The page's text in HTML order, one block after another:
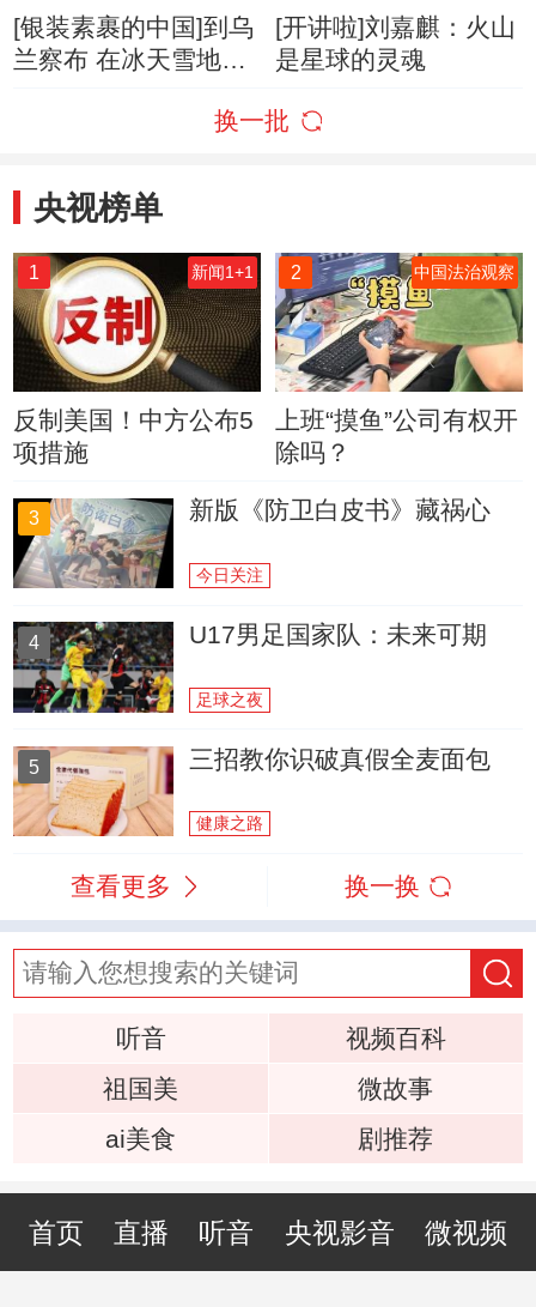
[银装素裹的中国]到乌
兰察布 在冰天雪地体
[开讲啦]刘嘉麒：火山
是星球的灵魂
换一批
央视榜单
1 新闻1+1
反制美国！中方公布5
项措施
2 中国法治观察
上班“摸鱼”公司有权开
除吗？
3 新版《防卫白皮书》藏祸心
今日关注
4 U17男足国家队：未来可期
足球之夜
5 三招教你识破真假全麦面包
健康之路
查看更多 换一换
听音
视频百科
祖国美
微故事
ai美食
剧推荐
首页 直播 听音 央视影音 微视频